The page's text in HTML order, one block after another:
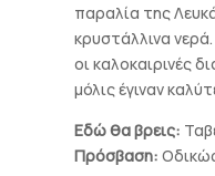
παραλία της
κρυστάλλινα
οι καλοκαιρινές
μόλις έγιναν
Εδώ θα βρεις:
Πρόσβαση: